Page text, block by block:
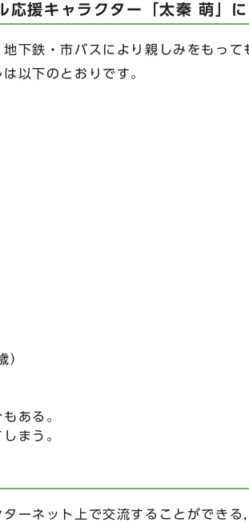
応援キャラクター「太秦 萌」
下鉄・市バスにより親しみをもって
以下のとおりです。
ある。
う。
ーネット上で交流することができる